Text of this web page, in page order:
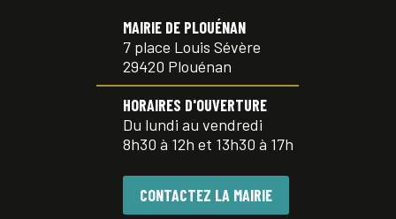
MAIRIE DE PLOUÉNAN
7 place Louis Sévère
29420 Plouénan
HORAIRES D'OUVERTURE
Du lundi au vendredi
8h30 à 12h et 13h30 à 17h
CONTACTEZ LA MAIRIE